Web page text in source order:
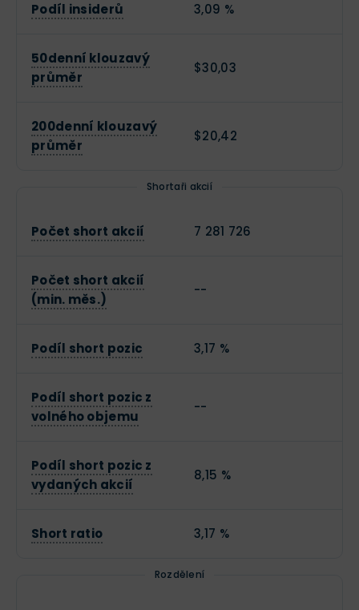
Podíl insiderů 3,09 %
50denní klouzavý
průměr
$30,03
200denní klouzavý
průměr
$20,42
Shortaři akcií
Počet short akcií 7 281 726
Počet short akcií
(min. měs.)
--
Podíl short pozic 3,17 %
Podíl short pozic z
volného objemu
--
Podíl short pozic z
vydaných akcií
8,15 %
Short ratio 3,17 %
Rozdělení